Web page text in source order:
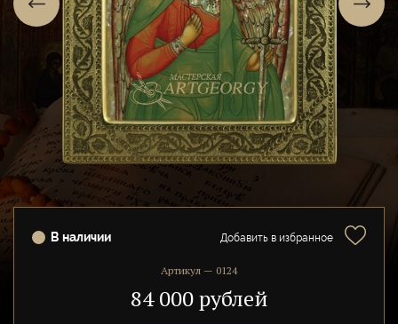
В наличии Добавить в избранное
Артикул — 0124
84 000 рублей